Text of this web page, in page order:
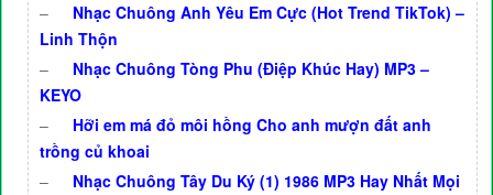
–
Nhạc Chuông Anh Yêu Em Cực (Hot Trend TikTok) –
Linh Thộn
–
Nhạc Chuông Tòng Phu (Điệp Khúc Hay) MP3 –
KEYO
–
Hỡi em má đỏ môi hồng Cho anh mượn đất anh
trồng củ khoai
–
Nhạc Chuông Tây Du Ký (1) 1986 MP3 Hay Nhất Mọi